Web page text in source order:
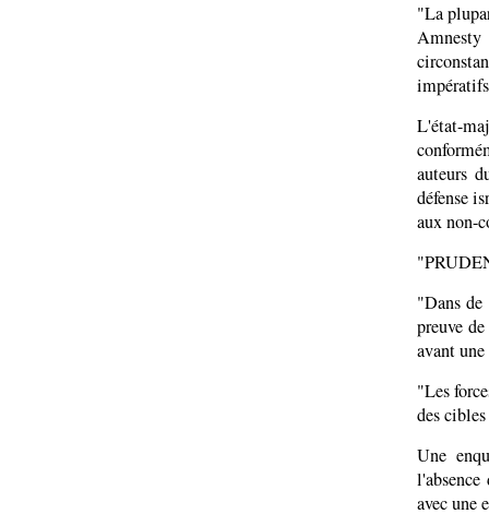
"La
L'état-
auteurs
défense
aux non-
"Dans de
preuve
avant
"Les
des
Une
avec une